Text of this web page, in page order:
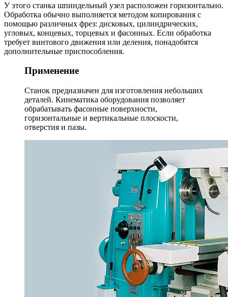
У этого станка шпиндельный узел расположен горизонтально.
Обработка обычно выполняется методом копирования с
помощью различных фрез: дисковых, цилиндрических,
угловых, концевых, торцевых и фасонных. Если обработка
требует винтового движения или деления, понадобятся
дополнительные приспособления.
Применение
Станок предназначен для изготовления небольших
деталей. Кинематика оборудования позволяет
обрабатывать фасонные поверхности,
горизонтальные и вертикальные плоскости,
отверстия и пазы.